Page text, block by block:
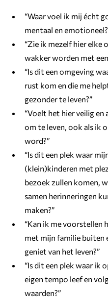
“Waar voel ik mij écht
mentaal en
“Zie ik mezelf hier elke
wakker worden met
“Is dit een omgeving
rust kom en die me
gezonder te leven?”
“Voelt het hier veilig en
om te leven, ook als ik
word?”
“Is dit een plek waar
(klein)kinderen met
bezoek zullen komen,
samen herinneringen
maken?”
“Kan ik me voorstellen
met mijn familie buiten
geniet van het leven?”
“Is dit een plek waar ik
eigen tempo leef en
waarden?”